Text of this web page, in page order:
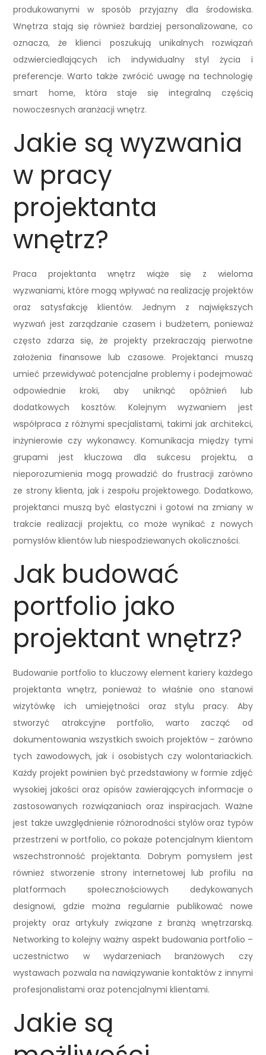
produkowanymi w sposób przyjazny dla środowiska.
Wnętrza stają się również bardziej personalizowane, co
oznacza, że klienci poszukują unikalnych rozwiązań
odzwierciedlających ich indywidualny styl życia i
preferencje. Warto także zwrócić uwagę na technologię
smart home, która staje się integralną częścią
nowoczesnych aranżacji wnętrz.
Jakie są wyzwania
w pracy
projektanta
wnętrz?
Praca projektanta wnętrz wiąże się z wieloma
wyzwaniami, które mogą wpływać na realizację projektów
oraz satysfakcję klientów. Jednym z największych
wyzwań jest zarządzanie czasem i budżetem, ponieważ
często zdarza się, że projekty przekraczają pierwotne
założenia finansowe lub czasowe. Projektanci muszą
umieć przewidywać potencjalne problemy i podejmować
odpowiednie kroki, aby uniknąć opóźnień lub
dodatkowych kosztów. Kolejnym wyzwaniem jest
współpraca z różnymi specjalistami, takimi jak architekci,
inżynierowie czy wykonawcy. Komunikacja między tymi
grupami jest kluczowa dla sukcesu projektu, a
nieporozumienia mogą prowadzić do frustracji zarówno
ze strony klienta, jak i zespołu projektowego. Dodatkowo,
projektanci muszą być elastyczni i gotowi na zmiany w
trakcie realizacji projektu, co może wynikać z nowych
pomysłów klientów lub niespodziewanych okoliczności.
Jak budować
portfolio jako
projektant wnętrz?
Budowanie portfolio to kluczowy element kariery każdego
projektanta wnętrz, ponieważ to właśnie ono stanowi
wizytówkę ich umiejętności oraz stylu pracy. Aby
stworzyć atrakcyjne portfolio, warto zacząć od
dokumentowania wszystkich swoich projektów – zarówno
tych zawodowych, jak i osobistych czy wolontariackich.
Każdy projekt powinien być przedstawiony w formie zdjęć
wysokiej jakości oraz opisów zawierających informacje o
zastosowanych rozwiązaniach oraz inspiracjach. Ważne
jest także uwzględnienie różnorodności stylów oraz typów
przestrzeni w portfolio, co pokaże potencjalnym klientom
wszechstronność projektanta. Dobrym pomysłem jest
również stworzenie strony internetowej lub profilu na
platformach społecznościowych dedykowanych
designowi, gdzie można regularnie publikować nowe
projekty oraz artykuły związane z branżą wnętrzarską.
Networking to kolejny ważny aspekt budowania portfolio –
uczestnictwo w wydarzeniach branżowych czy
wystawach pozwala na nawiązywanie kontaktów z innymi
profesjonalistami oraz potencjalnymi klientami.
Jakie są